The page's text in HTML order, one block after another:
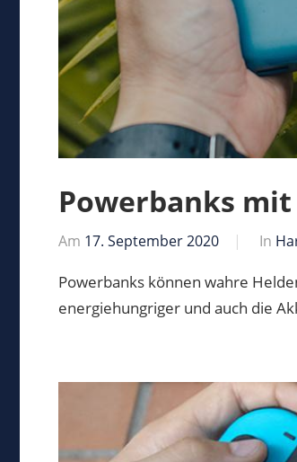
Powerbanks
Am 17. September 2020
Von
In
Powerbanks können wahre
energiehungriger und auch die